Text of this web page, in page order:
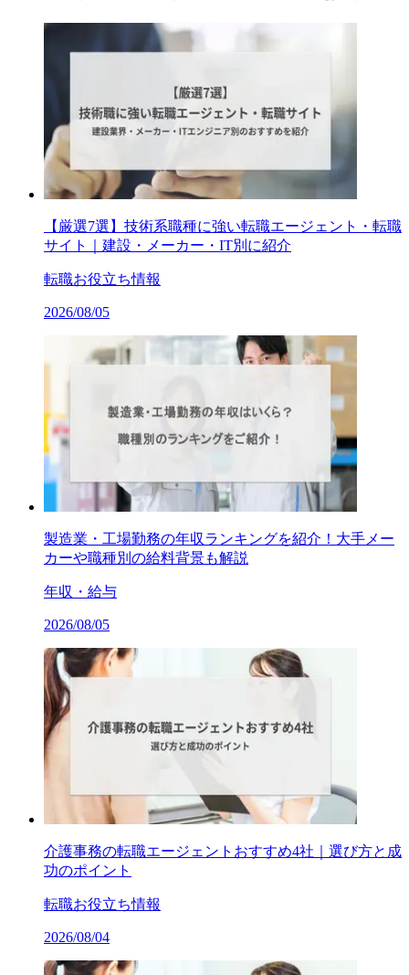
【厳選7選】技術系職種に強い転職エージェント・転職
サイト｜建設・メーカー・IT別に紹介
転職お役立ち情報
2026/08/05
製造業・工場勤務の年収ランキングを紹介！大手メー
カーや職種別の給料背景も解説
年収・給与
2026/08/05
介護事務の転職エージェントおすすめ4社｜選び方と成
功のポイント
転職お役立ち情報
2026/08/04